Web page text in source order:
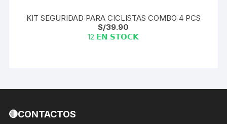
KIT SEGURIDAD PARA CICLISTAS COMBO 4 PCS
S/39.90
12 𝗘𝗡 𝗦𝗧𝗢𝗖𝗞
🔴CONTACTOS